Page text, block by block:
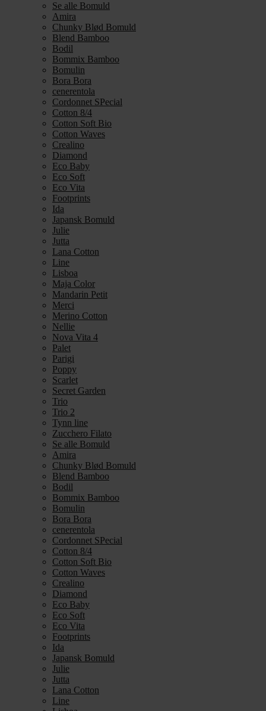
Se alle Bomuld
Amira
Chunky Blød Bomuld
Blend Bamboo
Bodil
Bommix Bamboo
Bomulin
Bora Bora
cenerentola
Cordonnet SPecial
Cotton 8/4
Cotton Soft Bio
Cotton Waves
Crealino
Diamond
Eco Baby
Eco Soft
Eco Vita
Footprints
Ida
Japansk Bomuld
Julie
Jutta
Lana Cotton
Line
Lisboa
Maja Color
Mandarin Petit
Merci
Merino Cotton
Nellie
Nova Vita 4
Palet
Parigi
Poppy
Scarlet
Secret Garden
Trio
Trio 2
Tynn line
Zucchero Filato
Se alle Bomuld
Amira
Chunky Blød Bomuld
Blend Bamboo
Bodil
Bommix Bamboo
Bomulin
Bora Bora
cenerentola
Cordonnet SPecial
Cotton 8/4
Cotton Soft Bio
Cotton Waves
Crealino
Diamond
Eco Baby
Eco Soft
Eco Vita
Footprints
Ida
Japansk Bomuld
Julie
Jutta
Lana Cotton
Line